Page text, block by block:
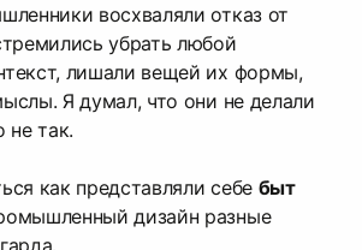
восхваляли отказ от
убрать любой
лишали вещей их формы,
Я думал, что они не делали
не так.
как представляли себе быт
дизайн разные